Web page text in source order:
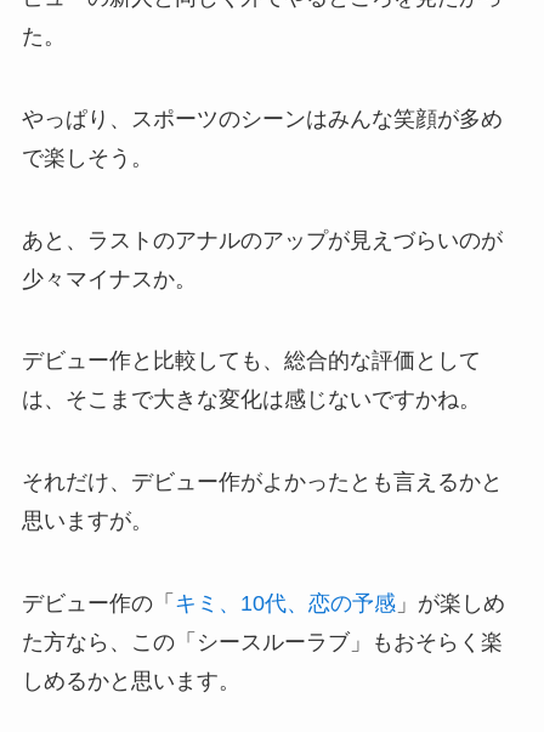
た。
やっぱり、スポーツのシーンはみんな笑顔が多め
で楽しそう。
あと、ラストのアナルのアップが見えづらいのが
少々マイナスか。
デビュー作と比較しても、総合的な評価として
は、そこまで大きな変化は感じないですかね。
それだけ、デビュー作がよかったとも言えるかと
思いますが。
デビュー作の「 キミ、10代、恋の予感」が楽しめ
た方なら、この「シースルーラブ」もおそらく楽
しめるかと思います。